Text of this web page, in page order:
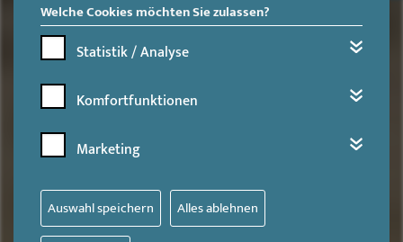
Welche Cookies möchten Sie zulassen?
Statistik / Analyse
Komfortfunktionen
Marketing
Auswahl speichern Alles ablehnen